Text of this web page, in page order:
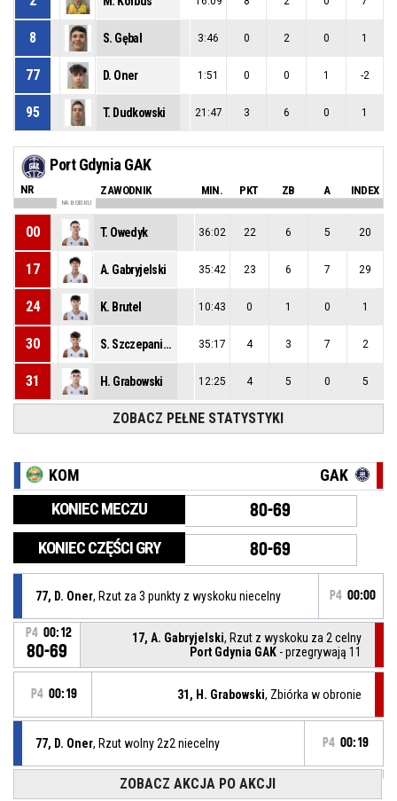
8 S. Gębal 3:46 0 2 0 1
77 D. Oner 1:51 0 0 1 -2
95 T. Dudkowski 21:47 3 6 0 1
Port Gdynia GAK
NR ZAWODNIK MIN. PKT ZB A INDEX
NA BOISKU
00 T. Owedyk 36:02 22 6 5 20
17 A. Gabryjelski 35:42 23 6 7 29
24 K. Brutel 10:43 0 1 0 1
30 S. Szczepaniak 35:17 4 3 7 2
31 H. Grabowski 12:25 4 5 0 5
ZOBACZ PEŁNE STATYSTYKI
KOM GAK
KONIEC MECZU 80-69
KONIEC CZĘŚCI GRY 80-69
77, D. Oner, Rzut za 3 punkty z wyskoku niecelny P4 00:00
P4 00:12
80-69
17, A. Gabryjelski, Rzut z wyskoku za 2 celny
Port Gdynia GAK - przegrywają 11
P4 00:19 31, H. Grabowski, Zbiórka w obronie
77, D. Oner, Rzut wolny 2z2 niecelny P4 00:19
, Rzut wolny 1z2 niecelny
ZOBACZ AKCJA PO AKCJI